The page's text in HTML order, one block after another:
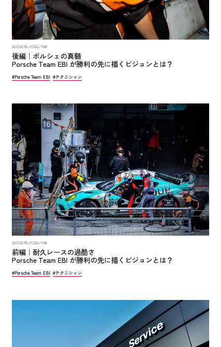
2025/02/18
後編｜ポルシェの真髄
Porsche Team EBI が勝利の先に描くビジョンとは？
#Porsche Team EBI #テクニシャン
2025/02/18
前編｜耐久レースの過酷さ
Porsche Team EBI が勝利の先に描くビジョンとは？
#Porsche Team EBI #テクニシャン